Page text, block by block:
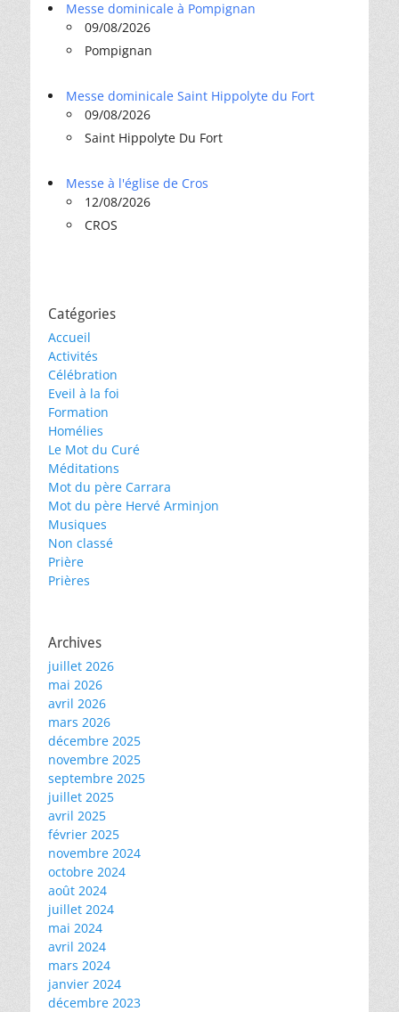
Messe dominicale à Pompignan
09/08/2026
Pompignan
Messe dominicale Saint Hippolyte du Fort
09/08/2026
Saint Hippolyte Du Fort
Messe à l'église de Cros
12/08/2026
CROS
Catégories
Accueil
Activités
Célébration
Eveil à la foi
Formation
Homélies
Le Mot du Curé
Méditations
Mot du père Carrara
Mot du père Hervé Arminjon
Musiques
Non classé
Prière
Prières
Archives
juillet 2026
mai 2026
avril 2026
mars 2026
décembre 2025
novembre 2025
septembre 2025
juillet 2025
avril 2025
février 2025
novembre 2024
octobre 2024
août 2024
juillet 2024
mai 2024
avril 2024
mars 2024
janvier 2024
décembre 2023